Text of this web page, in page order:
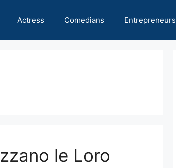
Actress Comedians Entrepreneurs
le Loro